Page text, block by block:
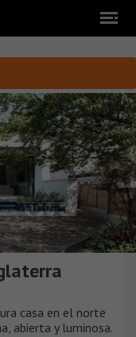
casa en el norte
abierta y luminosa.